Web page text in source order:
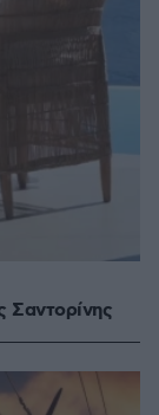
Σαντορίνης